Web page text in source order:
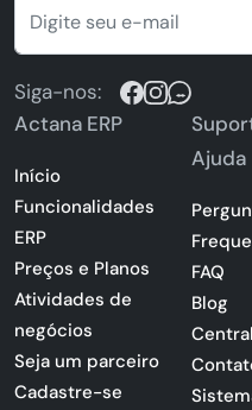
Siga-nos:
Actana ERP
Início
Funcionalidades
ERP
Preços e Planos
Atividades de
negócios
Seja um parceiro
Cadastre-se
Ajuda
FAQ
Blog